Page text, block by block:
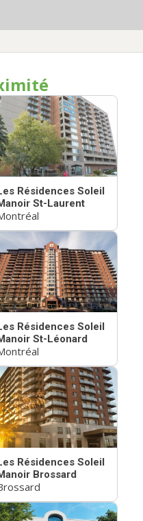
Résidences Soleil
St-Laurent
Résidences Soleil
St-Léonard
Résidences Soleil
Brossard